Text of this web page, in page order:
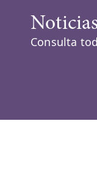
Consulta